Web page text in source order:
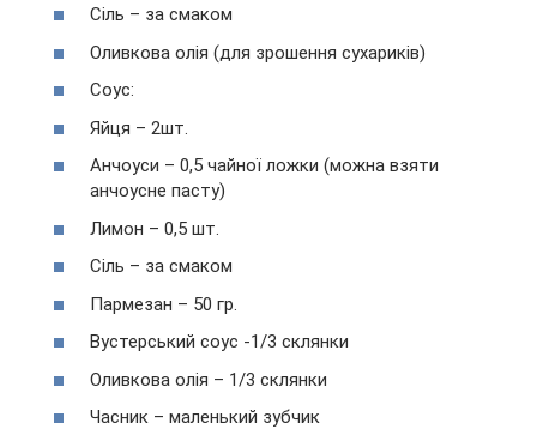
Сіль – за смаком
Оливкова олія (для зрошення сухариків)
Соус:
Яйця – 2шт.
Анчоуси – 0,5 чайної ложки (можна взяти
анчоусне пасту)
Лимон – 0,5 шт.
Сіль – за смаком
Пармезан – 50 гр.
Вустерський соус -1/3 склянки
Оливкова олія – 1/3 склянки
Часник – маленький зубчик